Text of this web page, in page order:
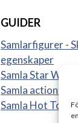
GUIDER
Samlarfigurer -
egenskaper
Samla Star Wars
Samla
Samla Hot Toys